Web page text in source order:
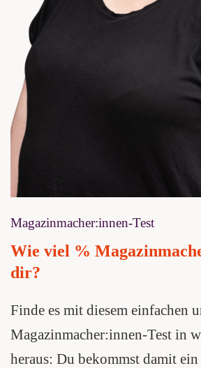
Magazinmacher:innen-Test
Wie viel %
dir?
Finde es mit diesem einfachen
Magazinmacher:innen-Test in
heraus: Du bekommst damit